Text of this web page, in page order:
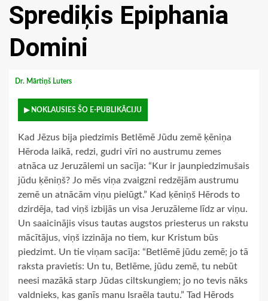
Sprediķis Epiphania
Domini
Dr. Mārtiņš Luters
▶ NOKLAUSIES ŠO E-PUBLIKĀCIJU
Kad Jēzus bija piedzimis Betlēmē Jūdu zemē ķēniņa
Hēroda laikā, redzi, gudri vīri no austrumu zemes
atnāca uz Jeruzālemi un sacīja: “Kur ir jaunpiedzimušais
jūdu ķēniņš? Jo mēs viņa zvaigzni redzējām austrumu
zemē un atnācām viņu pielūgt.” Kad ķēniņš Hērods to
dzirdēja, tad viņš izbijās un visa Jeruzāleme līdz ar viņu.
Un saaicinājis visus tautas augstos priesterus un rakstu
mācītājus, viņš izzināja no tiem, kur Kristum būs
piedzimt. Un tie viņam sacīja: “Betlēmē jūdu zemē; jo tā
raksta pravietis: Un tu, Betlēme, jūdu zemē, tu nebūt
neesi mazākā starp Jūdas ciltskungiem; jo no tevis nāks
valdnieks, kas ganīs manu Israēla tautu.” Tad Hērods